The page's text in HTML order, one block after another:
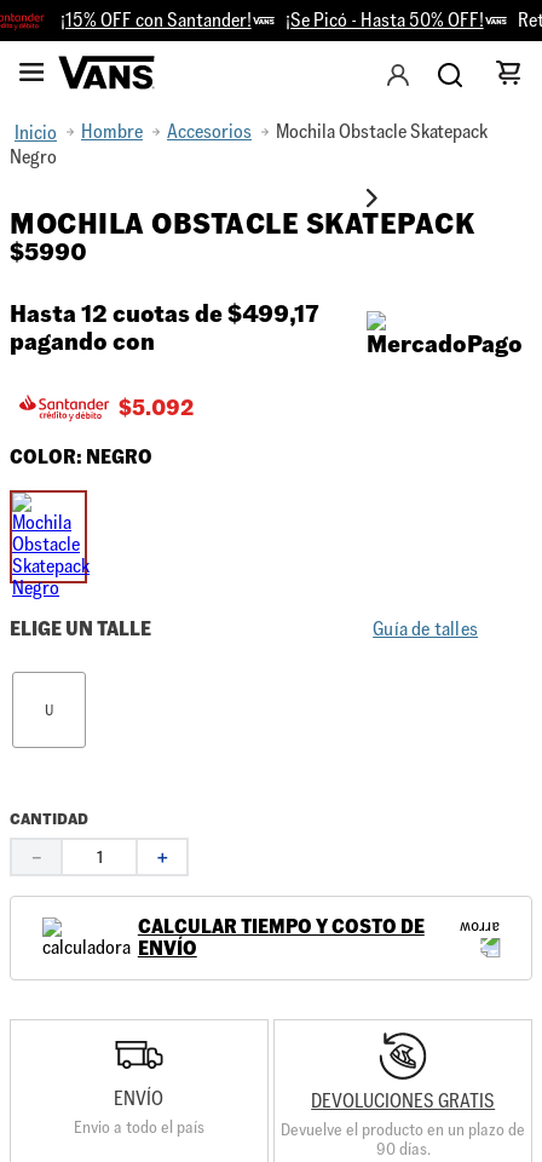
¡15% OFF con Santander! ¡Se Picó - Hasta 50% OFF!
Hombre Accesorios
Mochila Obstacle Skatepack
Negro
MOCHILA OBSTACLE SKATEPACK
$5990
Hasta 12 cuotas de$499,17
pagando con
$5.092
COLOR: NEGRO
ELIGE UN TALLE Guía de talles
U
CANTIDAD
＋
－
CALCULAR TIEMPO Y COSTO DE
ENVÍO
ENVÍO
Envio a todo el país
DEVOLUCIONES GRATIS
Devuelve el producto en un plazo de
90 días.